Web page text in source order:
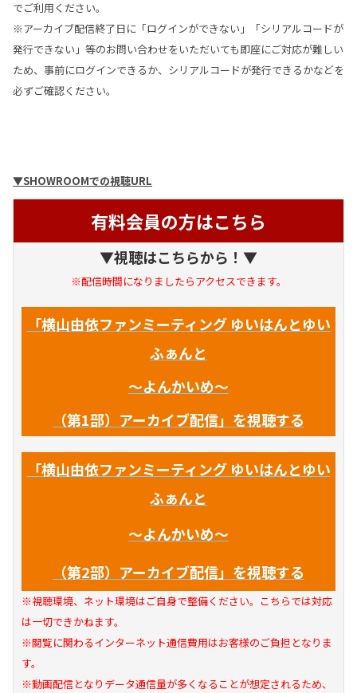
でご利用ください。
※アーカイブ配信終了日に「ログインができない」「シリアルコードが
発行できない」等のお問い合わせをいただいても即座にご対応が難しい
ため、事前にログインできるか、シリアルコードが発行できるかなどを
必ずご確認ください。
▼SHOWROOMでの視聴URL
有料会員の方はこちら
▼視聴はこちらから！▼
※配信時間になりましたらアクセスできます。
「横山由依ファンミーティング ゆいはんとゆい
ふぁんと
～よんかいめ～
（第1部）アーカイブ配信」 を視聴する
「横山由依ファンミーティング ゆいはんとゆい
ふぁんと
～よんかいめ～
（第2部）アーカイブ配信」 を視聴する
※視聴環境、ネット環境はご自身で整備ください。こちらでは対応
は一切できかねます。
※閲覧に関わるインターネット通信費用はお客様のご負担となりま
す。
※動画配信となりデータ通信量が多くなることが想定されるため、